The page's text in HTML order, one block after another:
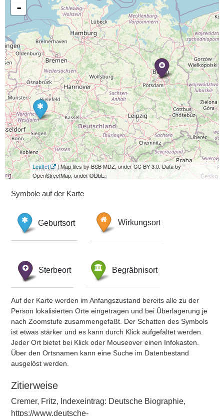
-
Leaflet
| Map tiles by BSB MDZ, under CC BY 3.0. Data by
OpenStreetMap, under ODbL.
Symbole auf der Karte
Geburtsort Wirkungsort
Sterbeort Begräbnisort
Auf der Karte werden im Anfangszustand bereits alle zu der
Person lokalisierten Orte eingetragen und bei Überlagerung je
nach Zoomstufe zusammengefaßt. Der Schatten des Symbols
ist etwas stärker und es kann durch Klick aufgefaltet werden.
Jeder Ort bietet bei Klick oder Mouseover einen Infokasten.
Über den Ortsnamen kann eine Suche im Datenbestand
ausgelöst werden.
Zitierweise
Cremer, Fritz, Indexeintrag: Deutsche Biographie,
https://www.deutsche-